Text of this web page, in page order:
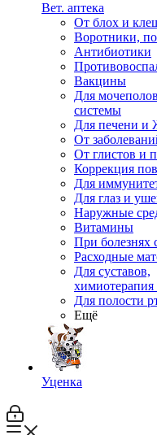
Вет. аптека
От блох и
Воротники,
Антибиотики
Вакцины
Для
системы
Для печени
От
От глистов и
Коррекция
Для
Для глаз и
Наружные
Витамины
При болезнях
Расходные
Для суставов,
химиотерапия
Для полости
Ещё
Уценка